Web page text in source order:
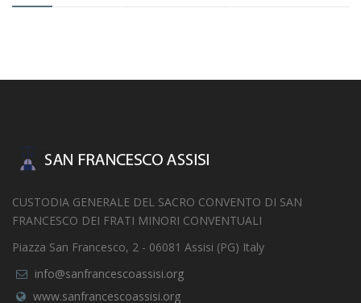
CUSTODIA GENERALE DEL SACRO CONVENTO DI SAN
FRANCESCO DEI FRATI MINORI CONVENTUALI
Piazza San Francesco, 2 - 06081 Assisi (PG) Italy
info@sanfrancescoassisi.org
www.sanfrancescoassisi.org